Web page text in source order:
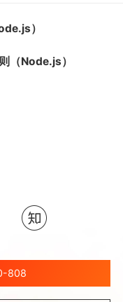
）
（Node.js）
808